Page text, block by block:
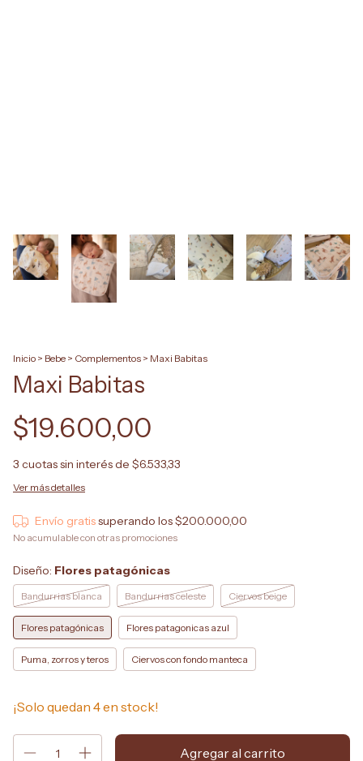
Inicio > Bebe > Complementos > Maxi Babitas
Maxi Babitas
$19.600,00
3 cuotas sin interés de $6.533,33
Ver más detalles
Envío gratissuperando los$200.000,00
No acumulable con otras promociones
Diseño: Flores patagónicas
Bandurrias blanca Bandurrias celeste Ciervos beige
Flores patagónicas Flores patagonicas azul
Puma, zorros y teros Ciervos con fondo manteca
¡Solo quedan 4en stock!